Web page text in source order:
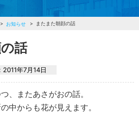
お知らせ またまた朝顔の話
話
2011年7月14日
、またあさがおの話。
中からも花が見えます。